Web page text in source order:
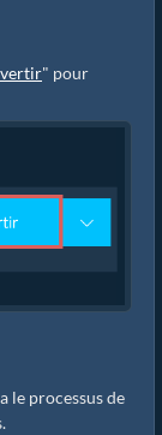
" pour
le processus de